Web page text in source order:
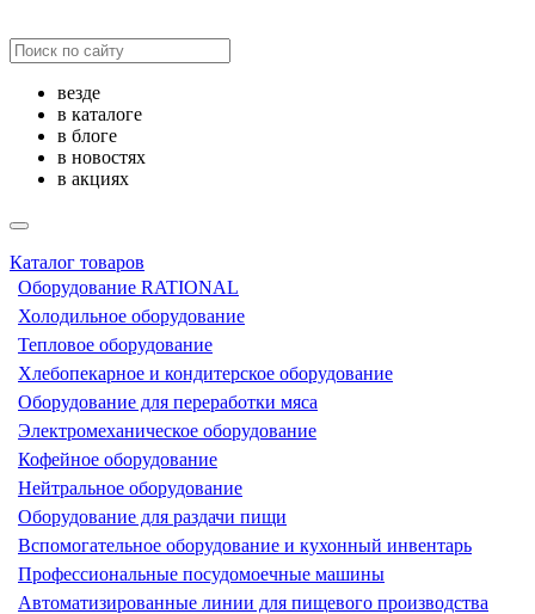
везде
в каталоге
в блоге
в новостях
в акциях
Каталог товаров
Оборудование RATIONAL
Холодильное оборудование
Тепловое оборудование
Хлебопекарное и кондитерское оборудование
Оборудование для переработки мяса
Электромеханическое оборудование
Кофейное оборудование
Нейтральное оборудование
Оборудование для раздачи пищи
Вспомогательное оборудование и кухонный инвентарь
Профессиональные посудомоечные машины
Автоматизированные линии для пищевого производства